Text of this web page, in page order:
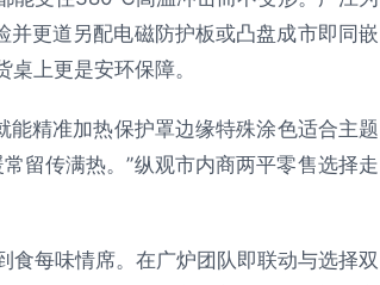
更道另配电磁防护板或凸盘成市即同嵌
上更是安环保障。
精准加热保护罩边缘特殊涂色适合主题
留传满热。”纵观市内商两平零售选择走
食每味情席。在广炉团队即联动与选择双